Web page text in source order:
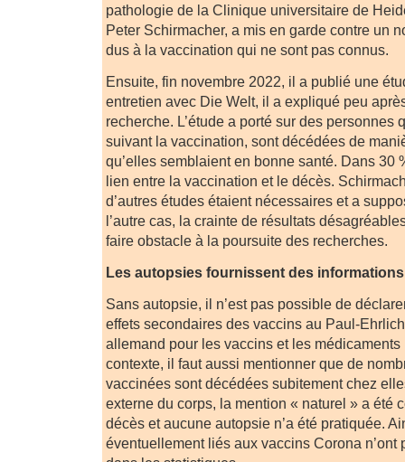
pathologie de la Clinique universitaire de
Peter Schirmacher, a mis en garde contre un
dus à la vaccination qui ne sont pas connus.
Ensuite, fin novembre 2022, il a publié une
entretien avec Die Welt, il a expliqué peu
recherche. L’étude a porté sur des personnes
suivant la vaccination, sont décédées de
qu’elles semblaient en bonne santé. Dans 30
lien entre la vaccination et le décès.
d’autres études étaient nécessaires et a
l’autre cas, la crainte de résultats
faire obstacle à la poursuite des recherches.
Les autopsies fournissent des
Sans autopsie, il n’est pas possible de
effets secondaires des vaccins au Paul-
allemand pour les vaccins et les
contexte, il faut aussi mentionner que de
vaccinées sont décédées subitement chez
externe du corps, la mention « naturel » a été
décès et aucune autopsie n’a été pratiquée.
éventuellement liés aux vaccins Corona n’ont